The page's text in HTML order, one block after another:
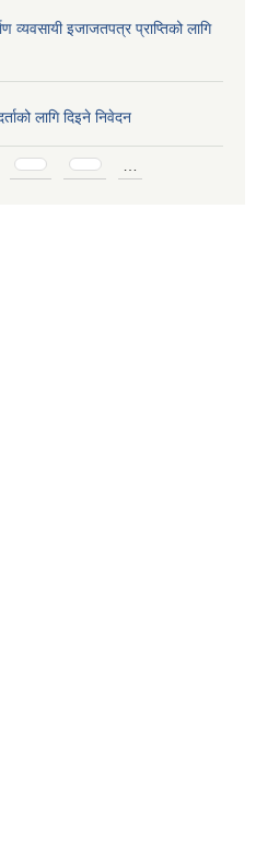
व्यवसायी इजाजतपत्र प्राप्तिको लागि
लागि दिइने निवेदन